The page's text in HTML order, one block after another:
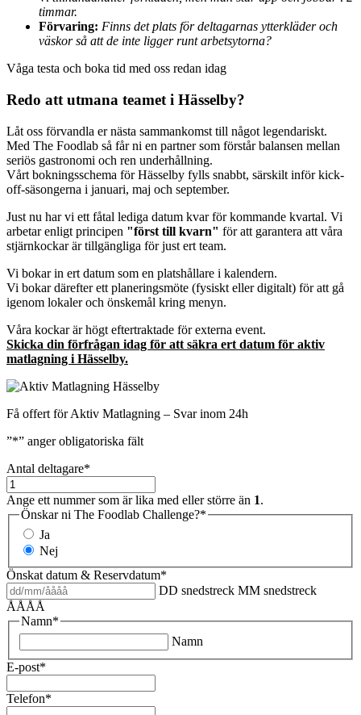
timmar.
Förvaring: Finns det plats för deltagarnas ytterkläder och
väskor så att de inte ligger runt arbetsytorna?
Våga testa och boka tid med oss redan idag
Redo att utmana teamet i Hässelby?
Låt oss förvandla er nästa sammankomst till något legendariskt.
Med The Foodlab så får ni en partner som förstår balansen mellan
seriös gastronomi och ren underhållning.
Vårt bokningsschema för Hässelby fylls snabbt, särskilt inför kick-
off-säsongerna i januari, maj och september.
Just nu har vi ett fåtal lediga datum kvar för kommande kvartal. Vi
arbetar enligt principen "först till kvarn" för att garantera att våra
stjärnkockar är tillgängliga för just ert team.
Vi bokar in ert datum som en platshållare i kalendern.
Vi bokar därefter ett planeringsmöte (fysiskt eller digitalt) för att gå
igenom lokaler och önskemål kring menyn.
Våra kockar är högt eftertraktade för externa event.
Skicka din förfrågan idag för att säkra ert datum för aktiv
matlagning i Hässelby.
Få offert för Aktiv Matlagning – Svar inom 24h
”*” anger obligatoriska fält
Antal deltagare*
Ange ett nummer som är lika med eller större än 1.
Önskar ni The Foodlab Challenge?*
Ja
Nej
Önskat datum & Reservdatum*
DD snedstreck MM snedstreck
ÅÅÅÅ
Namn*
Namn
E-post*
Telefon*